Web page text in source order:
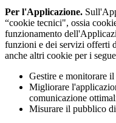
Per l'Applicazione.
“cookie tecnici", ossia
funzionamento
funzioni e dei servizi offerti
anche altri cookie per i
Gestire e monitorare
Migliorare
comunicazione
Misurare il pubblico